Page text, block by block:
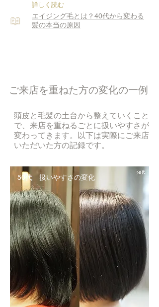
詳しく読む
📖
エイジング毛とは？40代から変わる
髪の本当の原因
ご来店を重ねた方の変化の一例
頭皮と毛髪の土台から整えていくこと
で、来店を重ねるごとに扱いやすさが
変わってきます。以下は実際にご来店
いただいた方の記録です。
50代 扱いやすさの変化